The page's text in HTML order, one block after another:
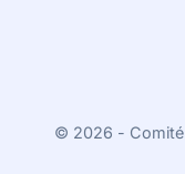
© 2026 - Comité